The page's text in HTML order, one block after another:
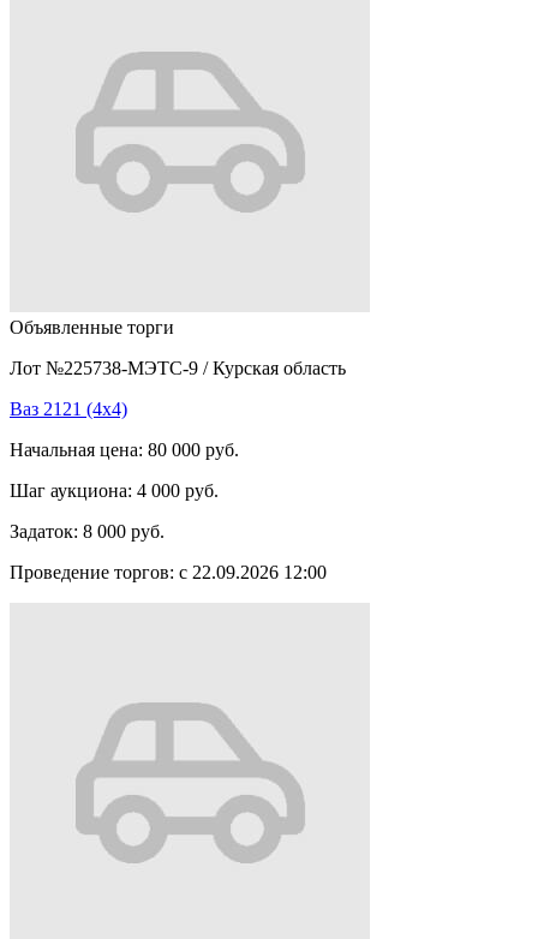
Объявленные торги
Лот №225738-МЭТС-9 / Курская область
Ваз 2121 (4x4)
Начальная цена: 80 000 руб.
Шаг аукциона: 4 000 руб.
Задаток: 8 000 руб.
Проведение торгов: с 22.09.2026 12:00